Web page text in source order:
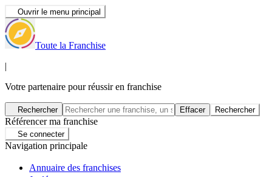
Ouvrir le menu principal
Toute la Franchise
|
Votre partenaire pour réussir en franchise
Rechercher Effacer Rechercher
Référencer ma franchise
Se connecter
Navigation principale
Annuaire des franchises